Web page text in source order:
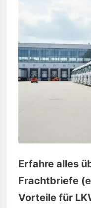
Erfahre alles
Frachtbriefe
Vorteile für